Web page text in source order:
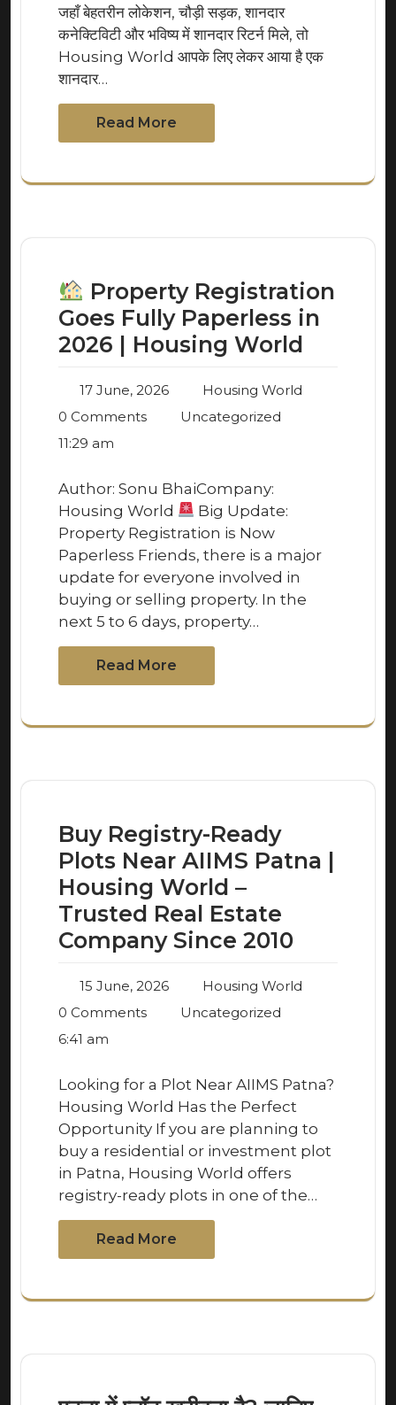
जहाँ बेहतरीन लोकेशन, चौड़ी सड़क, शानदार
कनेक्टिविटी और भविष्य में शानदार रिटर्न मिले, तो
Housing World आपके लिए लेकर आया है एक
शानदार…
Read More
Property Registration
Goes Fully Paperless in
2026 | Housing World
17 June, 2026
Housing World
0 Comments
Uncategorized
11:29 am
Author: Sonu BhaiCompany:
Housing World
Big Update:
Property Registration is Now
Paperless Friends, there is a major
update for everyone involved in
buying or selling property. In the
next 5 to 6 days, property…
Read More
Buy Registry-Ready
Plots Near AIIMS Patna |
Housing World –
Trusted Real Estate
Company Since 2010
15 June, 2026
Housing World
0 Comments
Uncategorized
6:41 am
Looking for a Plot Near AIIMS Patna?
Housing World Has the Perfect
Opportunity If you are planning to
buy a residential or investment plot
in Patna, Housing World offers
registry-ready plots in one of the…
Read More